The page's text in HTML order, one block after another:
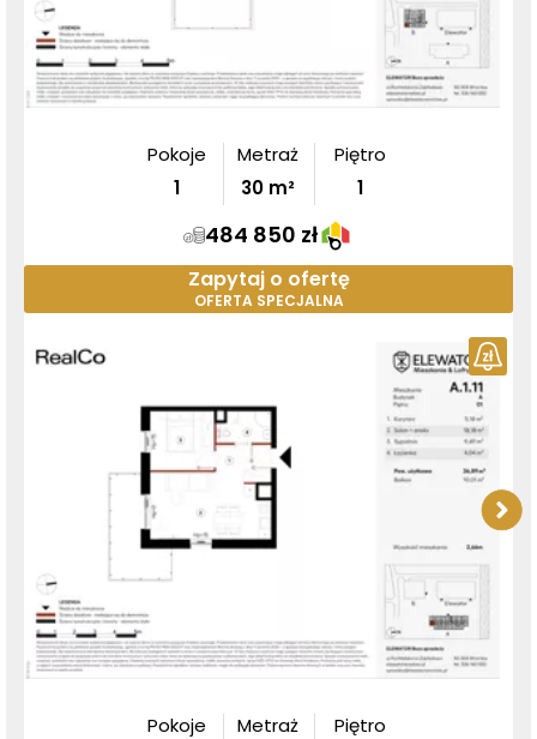
Pokoje
1
Metraż
30 m²
Piętro
1
484 850 zł
Zapytaj o ofertę
OFERTA SPECJALNA
Pokoje
Metraż
Piętro